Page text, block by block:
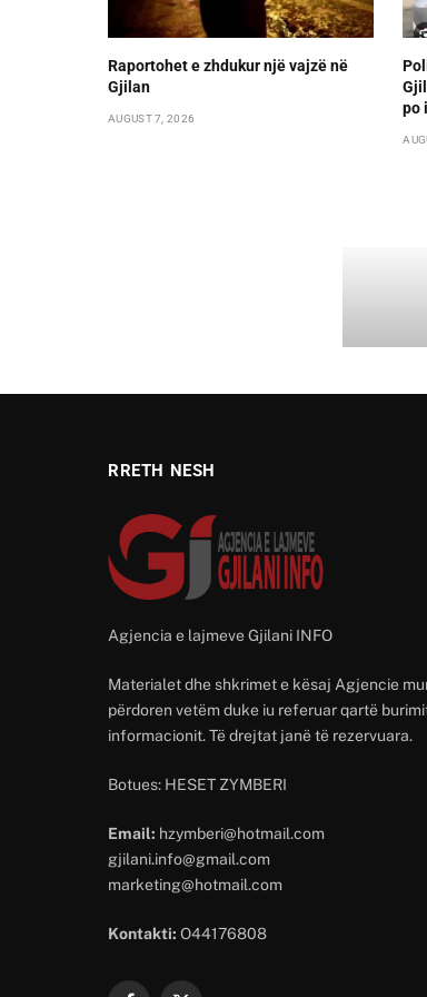
Raportohet e zhdukur një vajzë në
Gjilan
AUGUST 7, 2026
po
RRETH NESH
Agjencia e lajmeve Gjilani INFO
Materialet dhe shkrimet e kësaj Agjencie
përdoren vetëm duke iu referuar qartë
informacionit. Të drejtat janë të rezervuara.
Botues: HESET ZYMBERI
Email: hzymberi@hotmail.com
gjilani.info@gmail.com
marketing@hotmail.com
Kontakti: O44176808